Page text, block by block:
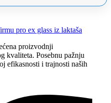
proizvodnji
kvaliteta. Posebnu pažnju
efikasnosti i trajnosti naših